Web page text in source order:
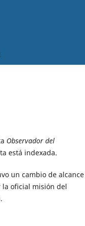
Observador del
está indexada.
un cambio de alcance
la oficial misión del